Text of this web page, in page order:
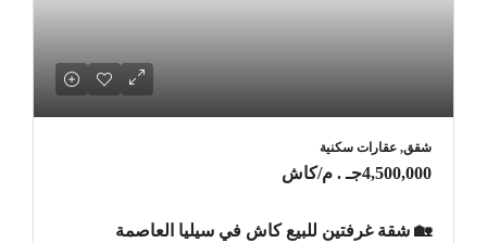
شقق, عقارات سكنية
4,500,000جـ . م /كاش
🏡 شقة غرفتين للبيع كاش في سيليا العاصمة